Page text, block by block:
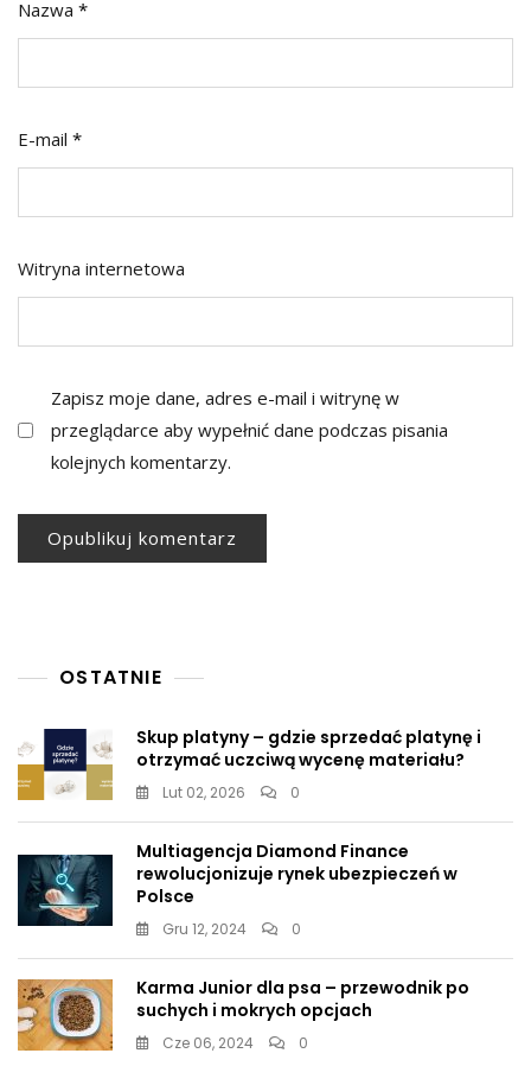
Nazwa *
E-mail *
Witryna internetowa
Zapisz moje dane, adres e-mail i witrynę w
przeglądarce aby wypełnić dane podczas pisania
kolejnych komentarzy.
OSTATNIE
Skup platyny – gdzie sprzedać platynę i
otrzymać uczciwą wycenę materiału?
Lut 02, 2026 0
Multiagencja Diamond Finance
rewolucjonizuje rynek ubezpieczeń w
Polsce
Gru 12, 2024 0
Karma Junior dla psa – przewodnik po
suchych i mokrych opcjach
Cze 06, 2024 0